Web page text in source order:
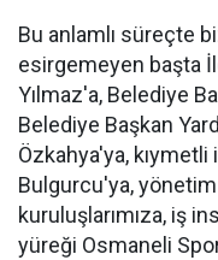
Bu anlamlı süreçte
esirgemeyen başta
Yılmaz'a, Belediye
Belediye Başkan
Özkahya'ya, kıymetli
Bulgurcu'ya,
kuruluşlarımıza, iş
yüreği Osmaneli